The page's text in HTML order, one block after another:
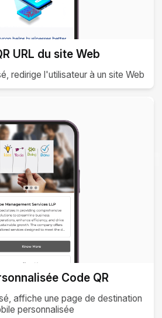
URL du site Web
redirige l'utilisateur à un site Web
Code QR
affiche une page de destination
personnalisée